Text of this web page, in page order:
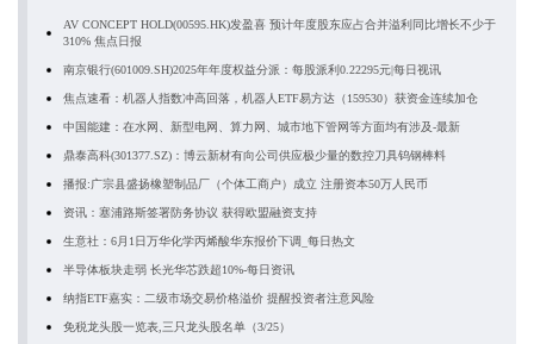
AV CONCEPT HOLD(00595.HK)发盈喜 预计年度股东应占合并溢利同比增长不少于
310% 焦点日报
南京银行(601009.SH)2025年年度权益分派：每股派利0.22295元|每日视讯
焦点速看：机器人指数冲高回落，机器人ETF易方达（159530）获资金连续加仓
中国能建：在水网、新型电网、算力网、城市地下管网等方面均有涉及-最新
鼎泰高科(301377.SZ)：博云新材有向公司供应极少量的数控刀具钨钢棒料
播报:广宗县盛扬橡塑制品厂（个体工商户）成立 注册资本50万人民币
资讯：塞浦路斯签署防务协议 获得欧盟融资支持
生意社：6月1日万华化学丙烯酸华东报价下调_每日热文
半导体板块走弱 长光华芯跌超10%-每日资讯
纳指ETF嘉实：二级市场交易价格溢价 提醒投资者注意风险
免税龙头股一览表,三只龙头股名单（3/25）